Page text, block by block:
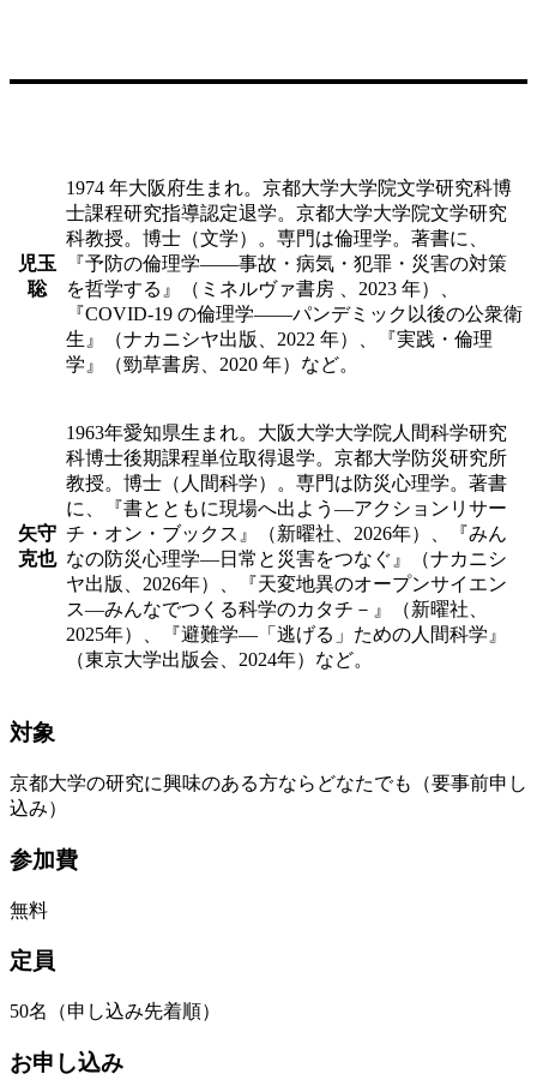
児玉
聡
1974 年大阪府生まれ。京都大学大学院文学研究科博
士課程研究指導認定退学。京都大学大学院文学研究
科教授。博士（文学）。専門は倫理学。著書に、
『予防の倫理学――事故・病気・犯罪・災害の対策
を哲学する』（ミネルヴァ書房 、2023 年）、
『COVID-19 の倫理学――パンデミック以後の公衆衛
生』（ナカニシヤ出版、2022 年）、『実践・倫理
学』（勁草書房、2020 年）など。
矢守
克也
1963年愛知県生まれ。大阪大学大学院人間科学研究
科博士後期課程単位取得退学。京都大学防災研究所
教授。博士（人間科学）。専門は防災心理学。著書
に、『書とともに現場へ出よう―アクションリサー
チ・オン・ブックス』（新曜社、2026年）、『みん
なの防災心理学―日常と災害をつなぐ』（ナカニシ
ヤ出版、2026年）、『天変地異のオープンサイエン
ス―みんなでつくる科学のカタチ－』（新曜社、
2025年）、『避難学―「逃げる」ための人間科学』
（東京大学出版会、2024年）など。
対象
京都大学の研究に興味のある方ならどなたでも（要事前申し
込み）
参加費
無料
定員
50名（申し込み先着順）
お申し込み